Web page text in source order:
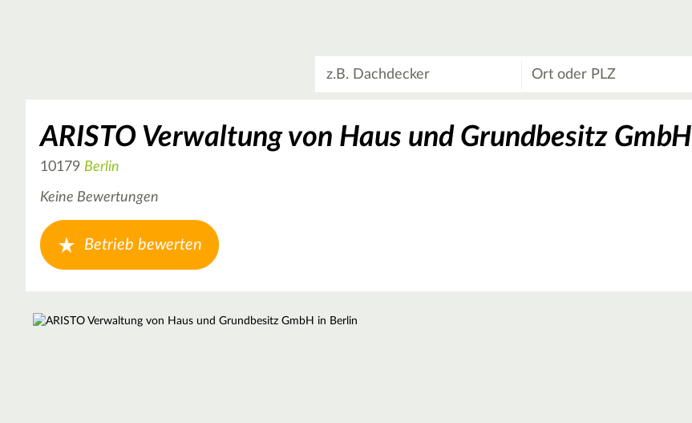
ARISTO Verwaltung von Haus und Grundbesitz GmbH
10179 Berlin
Keine Bewertungen
Betrieb bewerten